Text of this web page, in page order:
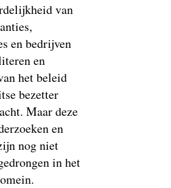
van
en bedrijven
en
het beleid
bezetter
Maar deze
en
nog niet
in het